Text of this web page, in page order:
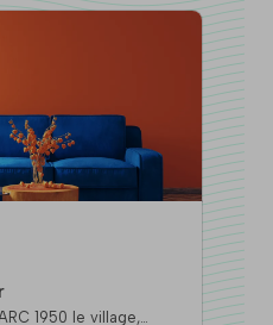
1950 le village,